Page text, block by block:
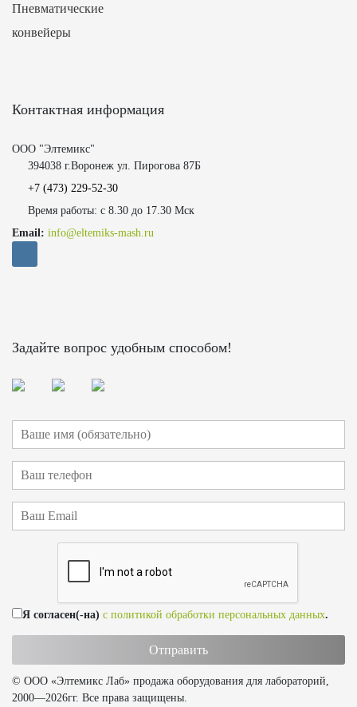
Пневматические
конвейеры
Контактная информация
ООО "Элтемикс"
394038 г.Воронеж ул. Пирогова 87Б
+7 (473) 229-52-30
Время работы: с 8.30 до 17.30 Мск
Email: info@eltemiks-mash.ru
Задайте вопрос удобным способом!
Я согласен(-на) с политикой обработки персональных данных.
© ООО «Элтемикс Лаб» продажа оборудования для лабораторий,
2000—2026гг. Все права защищены.